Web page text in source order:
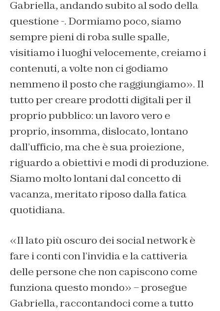
Gabriella, andando subito al sodo della
questione -. Dormiamo poco, siamo
sempre pieni di roba sulle spalle,
visitiamo i luoghi velocemente, creiamo i
contenuti, a volte non ci godiamo
nemmeno il posto che raggiungiamo». Il
tutto per creare prodotti digitali per il
proprio pubblico: un lavoro vero e
proprio, insomma, dislocato, lontano
dall’ufficio, ma che è sua proiezione,
riguardo a obiettivi e modi di produzione.
Siamo molto lontani dal concetto di
vacanza, meritato riposo dalla fatica
quotidiana.
«Il lato più oscuro dei social network è
fare i conti con l’invidia e la cattiveria
delle persone che non capiscono come
funziona questo mondo» – prosegue
Gabriella, raccontandoci come a tutto